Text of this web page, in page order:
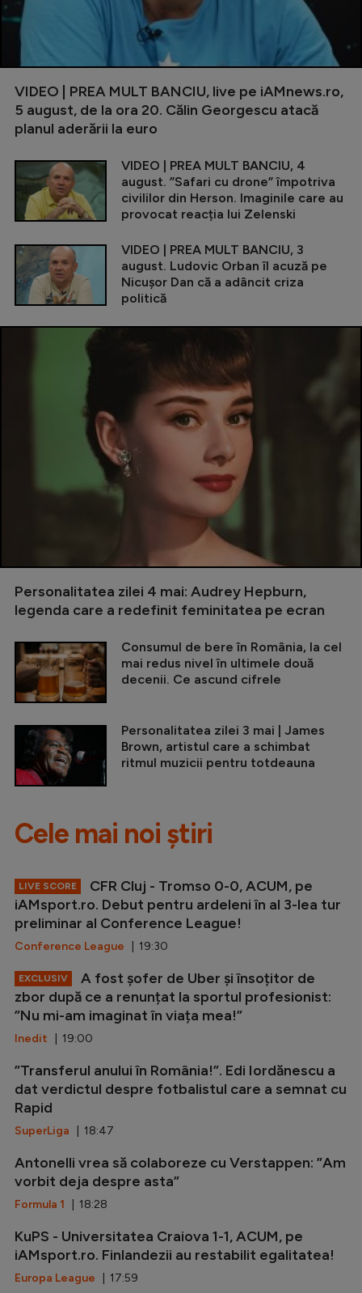
VIDEO | PREA MULT BANCIU, live pe iAMnews.ro,
5 august, de la ora 20. Călin Georgescu atacă
planul aderării la euro
VIDEO | PREA MULT BANCIU, 4
august. ”Safari cu drone” împotriva
civililor din Herson. Imaginile care au
provocat reacția lui Zelenski
VIDEO | PREA MULT BANCIU, 3
august. Ludovic Orban îl acuză pe
Nicușor Dan că a adâncit criza
politică
Personalitatea zilei 4 mai: Audrey Hepburn,
legenda care a redefinit feminitatea pe ecran
Consumul de bere în România, la cel
mai redus nivel în ultimele două
decenii. Ce ascund cifrele
Personalitatea zilei 3 mai | James
Brown, artistul care a schimbat
ritmul muzicii pentru totdeauna
Cele mai noi știri
LIVE SCORE
CFR Cluj - Tromso 0-0, ACUM, pe
iAMsport.ro. Debut pentru ardeleni în al 3-lea tur
preliminar al Conference League!
Conference League | 19:30
EXCLUSIV
A fost șofer de Uber și însoțitor de
zbor după ce a renunțat la sportul profesionist:
”Nu mi-am imaginat în viața mea!”
Inedit | 19:00
”Transferul anului în România!”. Edi Iordănescu a
dat verdictul despre fotbalistul care a semnat cu
Rapid
SuperLiga | 18:47
Antonelli vrea să colaboreze cu Verstappen: ”Am
vorbit deja despre asta”
Formula 1 | 18:28
KuPS - Universitatea Craiova 1-1, ACUM, pe
iAMsport.ro. Finlandezii au restabilit egalitatea!
Europa League | 17:59